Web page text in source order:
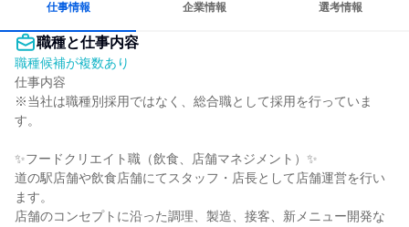
仕事情報 企業情報 選考情報
職種と仕事内容
職種候補が複数あり
仕事内容
※当社は職種別採用ではなく、総合職として採用を行っていま
す。
✨フードクリエイト職（飲食、店舗マネジメント）✨
道の駅店舗や飲食店舗にてスタッフ・店長として店舗運営を行い
ます。
店舗のコンセプトに沿った調理、製造、接客、新メニュー開発な